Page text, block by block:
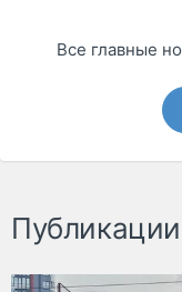
Все главные